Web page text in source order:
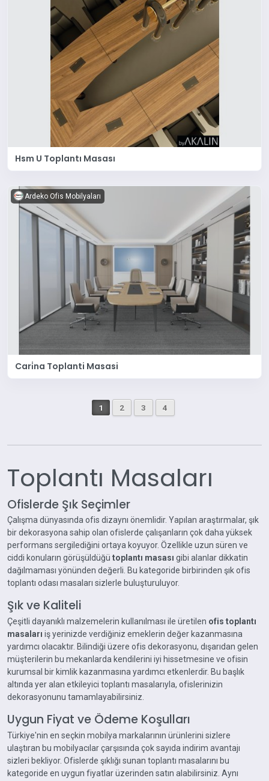
Hsm U Toplantı Masası
Ardeko Ofis Mobilyaları
Cari̇na Toplanti Masasi
1 2 3 4
Toplantı Masaları
Ofislerde Şık Seçimler
Çalışma dünyasında ofis dizaynı önemlidir. Yapılan araştırmalar, şık
bir dekorasyona sahip olan ofislerde çalışanların çok daha yüksek
performans sergilediğini ortaya koyuyor. Özellikle uzun süren ve
ciddi konuların görüşüldüğü toplantı masası gibi alanlar dikkatin
dağılmaması yönünden değerli. Bu kategoride birbirinden şık ofis
toplantı odası masaları sizlerle buluşturuluyor.
Şık ve Kaliteli
Çeşitli dayanıklı malzemelerin kullanılması ile üretilen ofis toplantı
masaları iş yerinizde verdiğiniz emeklerin değer kazanmasına
yardımcı olacaktır. Bilindiği üzere ofis dekorasyonu, dışarıdan gelen
müşterilerin bu mekanlarda kendilerini iyi hissetmesine ve ofisin
kurumsal bir kimlik kazanmasına yardımcı etkenlerdir. Bu başlık
altında yer alan etkileyici toplantı masalarıyla, ofislerinizin
dekorasyonunu tamamlayabilirsiniz.
Uygun Fiyat ve Ödeme Koşulları
Türkiye'nin en seçkin mobilya markalarının ürünlerini sizlere
ulaştıran bu mobilyacılar çarşısında çok sayıda indirim avantajı
sizleri bekliyor. Ofislerde şıklığı sunan toplantı masalarını bu
kategoride en uygun fiyatlar üzerinden satın alabilirsiniz. Aynı